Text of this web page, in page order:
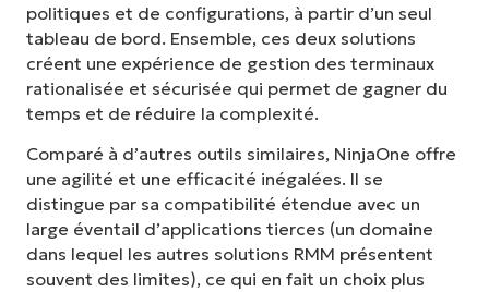
politiques et de configurations, à partir d’un seul
tableau de bord. Ensemble, ces deux solutions
créent une expérience de gestion des terminaux
rationalisée et sécurisée qui permet de gagner du
temps et de réduire la complexité.
Comparé à d’autres outils similaires, NinjaOne offre
une agilité et une efficacité inégalées. Il se
distingue par sa compatibilité étendue avec un
large éventail d’applications tierces (un domaine
dans lequel les autres solutions RMM présentent
souvent des limites), ce qui en fait un choix plus